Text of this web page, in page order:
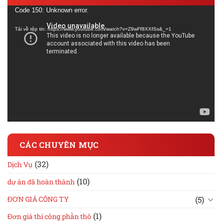
Trình
Video
Code 150: Unknown error.
Tải về tệp tin: https://www.youtube.com/watch?v=Z9wFf8XXfSs&_=1
CÁC CHUYÊN MỤC
Dịch Vụ (32)
dự án đã hoàn thành (10)
ĐƠN GIÁ CÔNG TY (5)
Đơn giá thi công phần thô (1)